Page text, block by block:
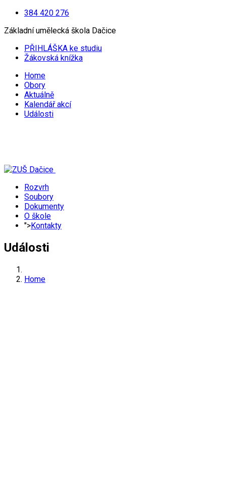
384 420 276
Základní umělecká škola Dačice
PŘIHLÁŠKA ke studiu
Žákovská knížka
Home
Obory
Aktuálně
Kalendář akcí
Události
Rozvrh
Soubory
Dokumenty
O škole
">Kontakty
Události
Home